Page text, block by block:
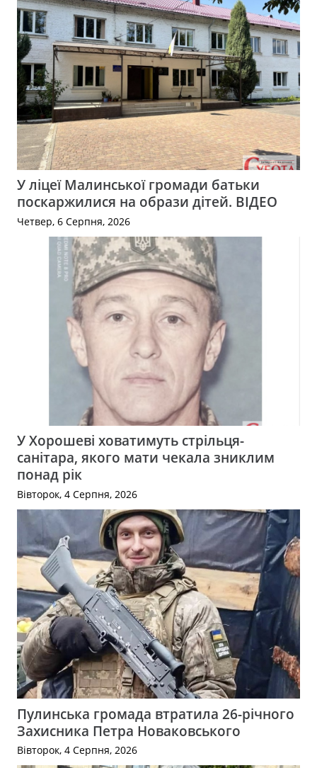
У ліцеї Малинської громади батьки
поскаржилися на образи дітей. ВІДЕО
Четвер, 6 Серпня, 2026
У Хорошеві ховатимуть стрільця-
санітара, якого мати чекала зниклим
понад рік
Вівторок, 4 Серпня, 2026
Пулинська громада втратила 26-річного
Захисника Петра Новаковського
Вівторок, 4 Серпня, 2026